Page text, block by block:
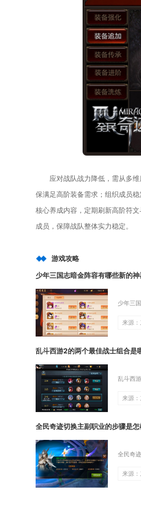
应对战队战力降低，需从多
保满足高阶装备需求；组织成员
核心养成内容，定期刷新高阶符
成员，保障战队整体实力稳定。
游戏攻略
少年三国志暗金阵容有哪些新的
少年三
来源
乱斗西游2的两个最佳战士组合是
乱斗西
来源
全民奇迹切换主副职业的步骤是
全民奇
来源